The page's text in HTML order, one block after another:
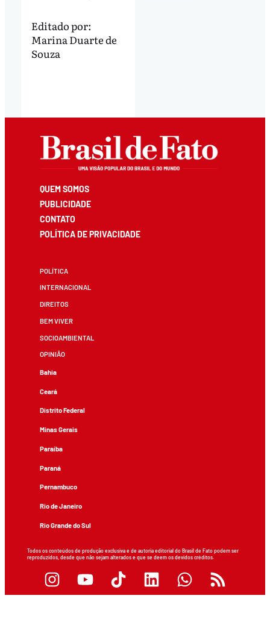
Editado por:
Marina Duarte de
Souza
QUEM SOMOS
PUBLICIDADE
CONTATO
POLÍTICA DE PRIVACIDADE
POLÍTICA
INTERNACIONAL
DIREITOS
BEM VIVER
SOCIOAMBIENTAL
OPINIÃO
Bahia
Ceará
Distrito Federal
Minas Gerais
Paraíba
Paraná
Pernambuco
Rio de Janeiro
Rio Grande do Sul
Todos os conteúdos de produção exclusiva e de autoria editorial do Brasil de Fato podem ser
reproduzidos, desde que não sejam alterados e que se deem os devidos créditos.